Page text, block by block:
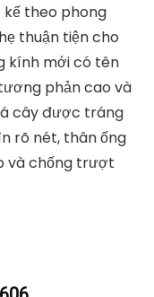
kế theo phong
thuận tiện cho
kính mới có tên
phản cao và
cây được tráng
rõ nét, thân ống
và chống trượt